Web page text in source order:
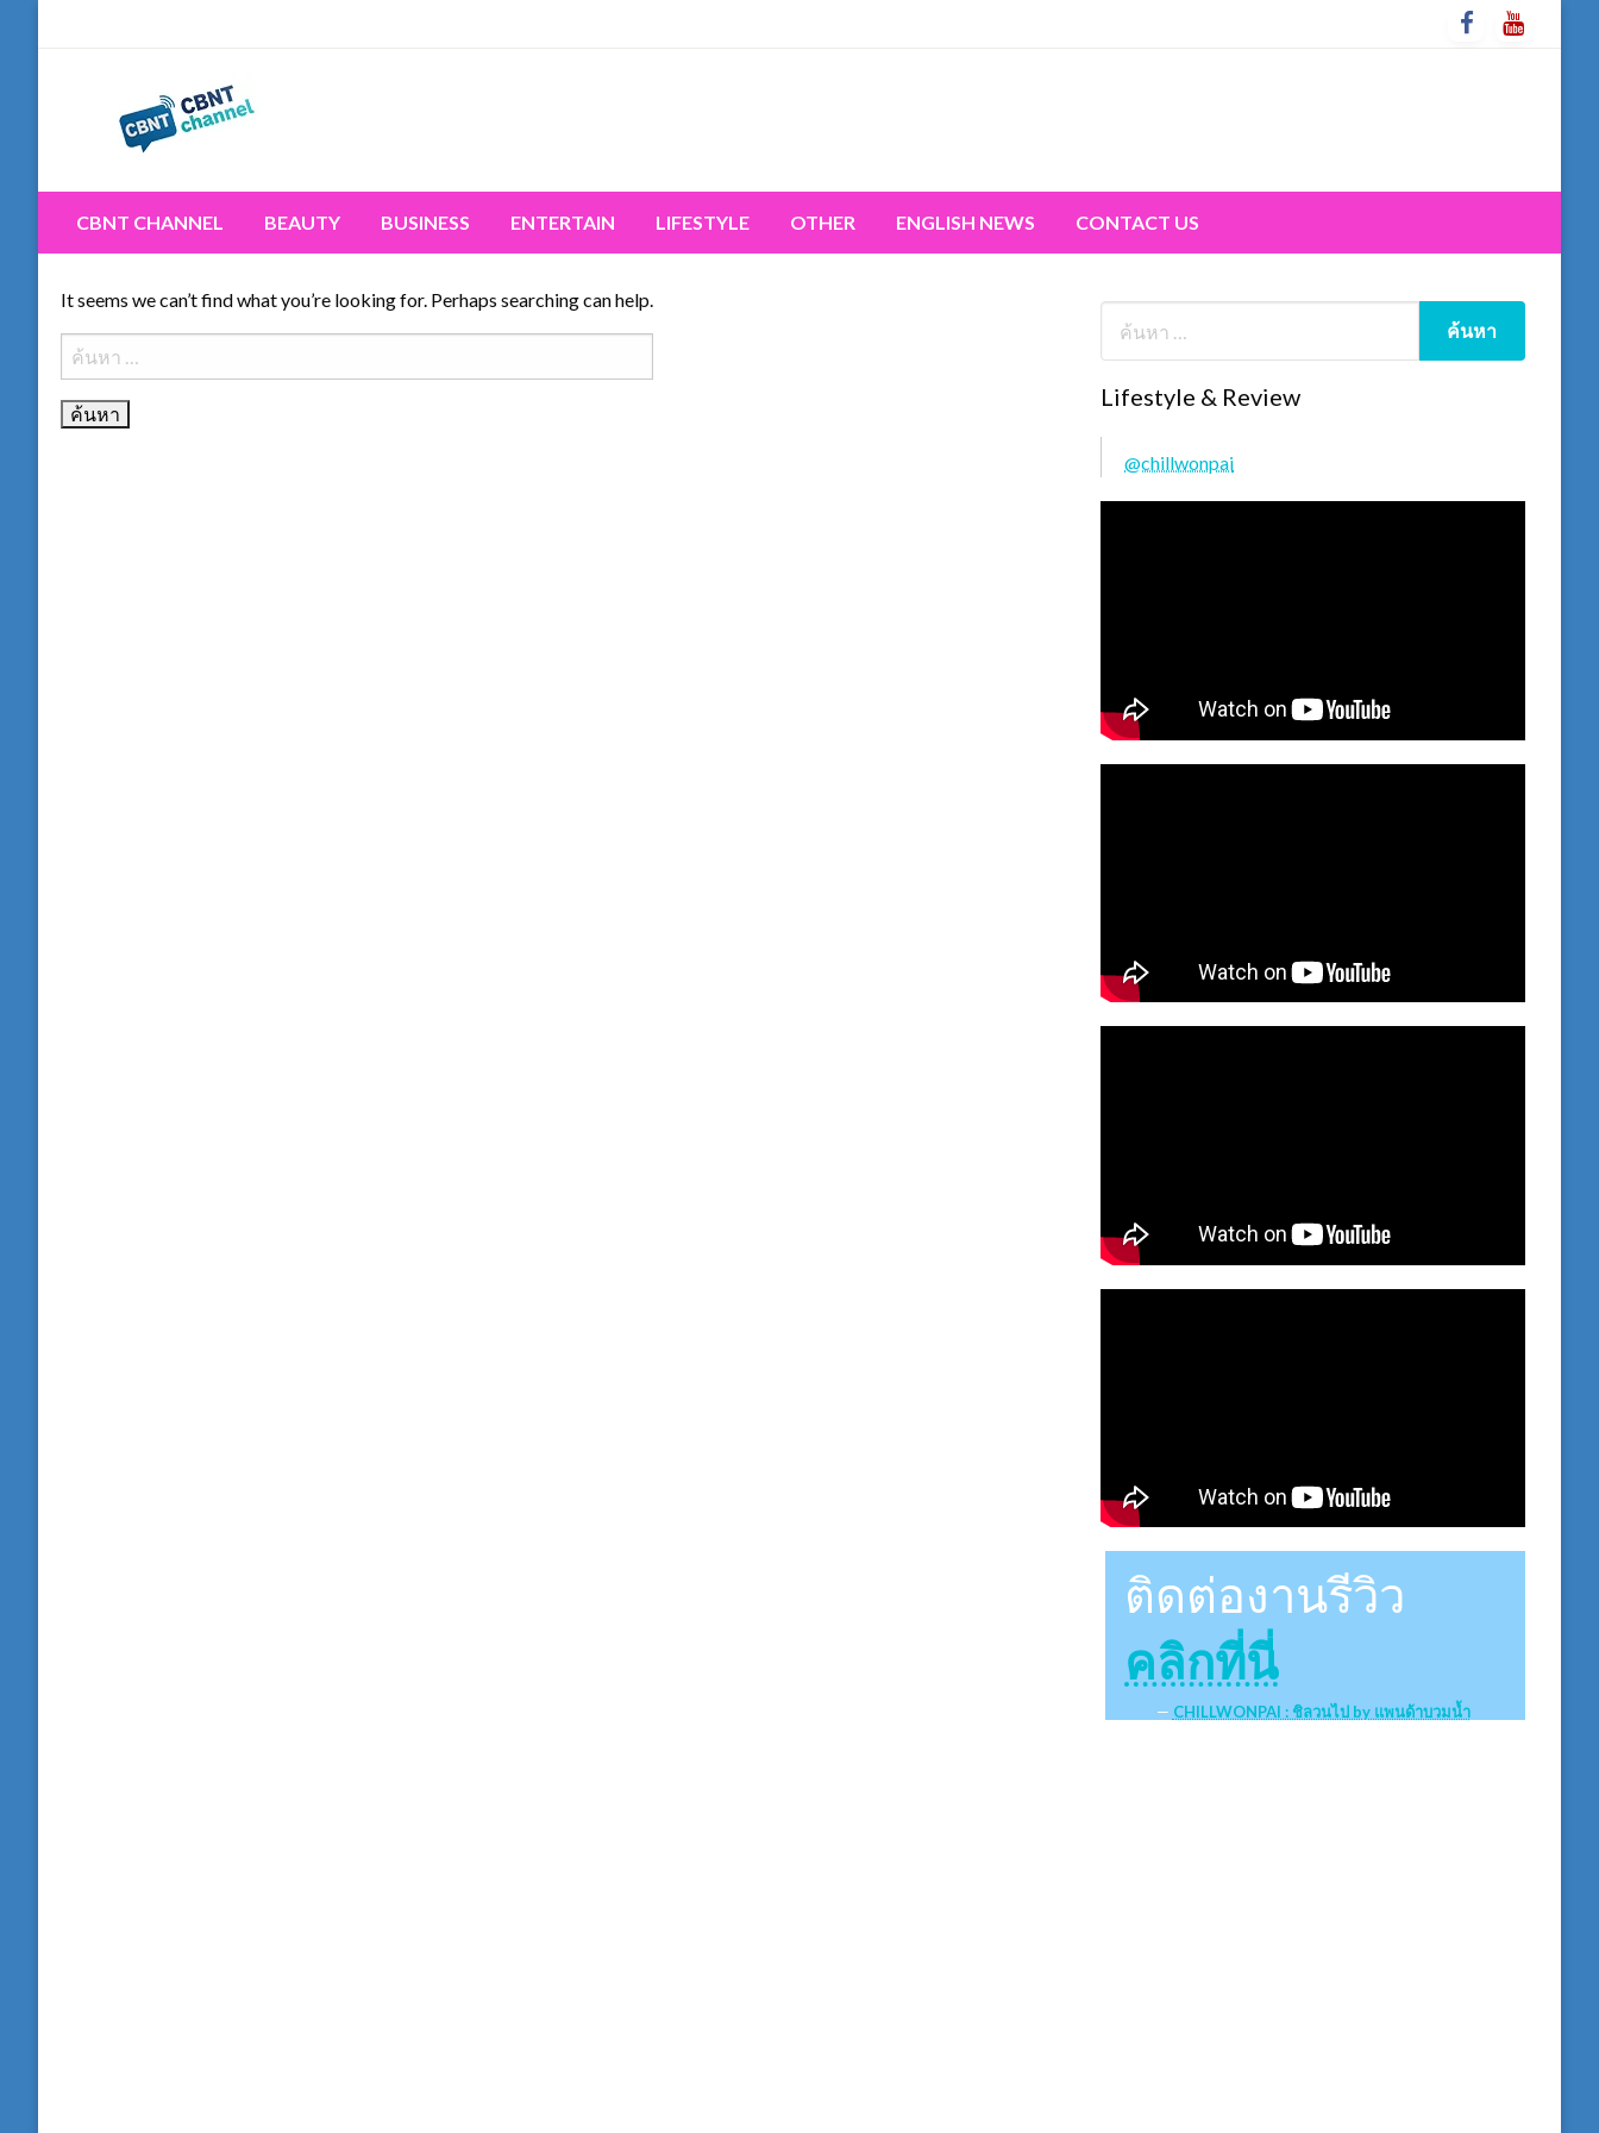
CBNT CHANNEL
CBNT CHANNEL
BEAUTY BUSINESS ENTERTAIN LIFESTYLE OTHER ENGLISH NEWS CONTACT US
It seems we can’t find what you’re looking for. Perhaps searching can help.
ค้นหา
สำหรับ:
Lifestyle & Review
@chillwonpai
ติดต่องานรีวิว
คลิกที่นี่
CHILLWONPAI : ชิลวนไป by แพนด้าบวมน้ำ